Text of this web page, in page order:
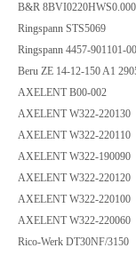
B&R
Ringspann
Ringspann 4457-
Beru ZE 14-12-150
AXELENT B00-
AXELENT W322-
AXELENT W322-
AXELENT W322-
AXELENT W322-
AXELENT W322-
AXELENT W322-
Rico-Werk DT30NF/